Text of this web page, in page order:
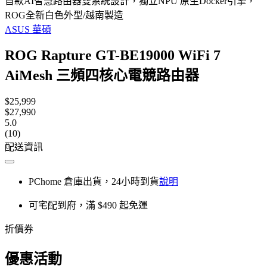
ROG全新白色外型/越南製造
ASUS 華碩
ROG Rapture GT-BE19000 WiFi 7
AiMesh 三頻四核心電競路由器
$25,999
$27,990
5.0
(10)
配送資訊
PChome 倉庫出貨，24小時到貨說明
可宅配到府，滿 $490 起免運
折價券
優惠活動